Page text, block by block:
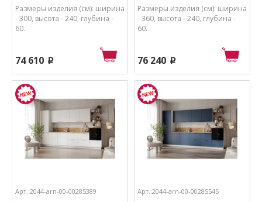
Размеры изделия (см): ширина
- 300, высота - 240, глубина -
60.
74 610 p
Размеры изделия (см): ширина
- 360, высота - 240, глубина -
60.
76 240 p
Арт.:2044-arn-00-00285389 Арт.:2044-arn-00-00285545